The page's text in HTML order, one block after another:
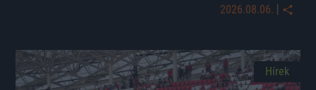
2026.08.06. |
Hírek